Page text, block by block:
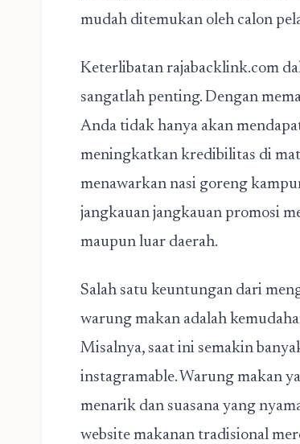
mudah ditemukan oleh calon
Keterlibatan rajabacklink.com
sangatlah penting. Dengan
Anda tidak hanya akan
meningkatkan kredibilitas di
menawarkan nasi goreng
jangkauan jangkauan promosi
maupun luar daerah.
Salah satu keuntungan dari
warung makan adalah
Misalnya, saat ini semakin
instagramable. Warung makan
menarik dan suasana yang
website makanan tradisional